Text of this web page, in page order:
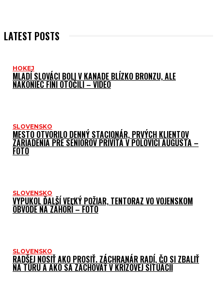
LATEST POSTS
HOKEJ
MLADÍ SLOVÁCI BOLI V KANADE BLÍZKO BRONZU, ALE
NAKONIEC FÍNI OTOČILI – VIDEO
SLOVENSKO
MESTO OTVORILO DENNÝ STACIONÁR, PRVÝCH KLIENTOV
ZARIADENIA PRE SENIOROV PRIVÍTA V POLOVICI AUGUSTA –
FOTO
SLOVENSKO
VYPUKOL ĎALŠÍ VEĽKÝ POŽIAR, TENTORAZ VO VOJENSKOM
OBVODE NA ZÁHORÍ – FOTO
SLOVENSKO
RADŠEJ NOSIŤ AKO PROSIŤ. ZÁCHRANÁR RADÍ, ČO SI ZBALIŤ
NA TÚRU A AKO SA ZACHOVAŤ V KRÍZOVEJ SITUÁCII